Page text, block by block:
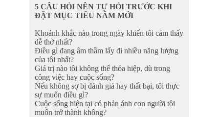
5 CÂU HỎI NÊN TỰ HỎI TRƯỚC KHI
ĐẶT MỤC TIÊU NĂM MỚI
Khoảnh khắc nào trong ngày khiến tôi cảm thấy
dễ thở nhất?
Điều gì đang âm thầm lấy đi nhiều năng lượng
của tôi nhất?
Giá trị nào tôi không thể thỏa hiệp, dù trong
công việc hay cuộc sống?
Nếu không sợ bị đánh giá hay thất bại, tôi thực
sự muốn điều gì?
Cuộc sống hiện tại có phản ánh con người tôi
muốn trở thành không?